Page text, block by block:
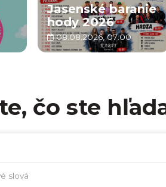
Jasenské baranie
hody 2026
08.08.2026, 07:00
čo ste